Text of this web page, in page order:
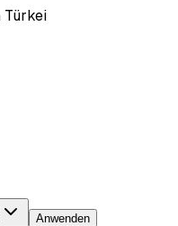
Türkei
Anwenden